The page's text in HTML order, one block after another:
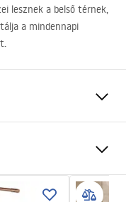
lesznek a belső térnek,
a mindennapi
arany